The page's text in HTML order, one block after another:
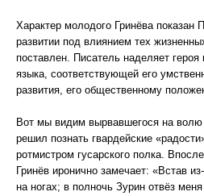
Характер молодого Гринёва показан
развитии под влиянием тех
поставлен. Писатель наделяет
языка, соответствующей его
развития, его общественному
Вот мы видим вырвавшегося на
решил познать гвардейские
ротмистром гусарского полка.
Гринёв иронично замечает: «Встав
на ногах; в полночь Зурин отвёз